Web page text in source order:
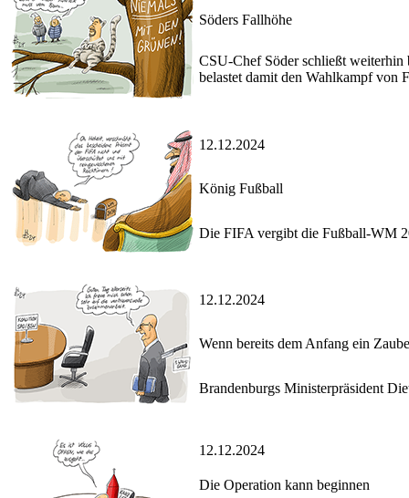
Söders Fallhöhe
CSU-Chef Söder schließt weiterhin
belastet damit den Wahlkampf von
12.12.2024
König Fußball
Die FIFA vergibt die Fußball-WM
12.12.2024
Wenn bereits dem Anfang ein
Brandenburgs Ministerpräsident
12.12.2024
Die Operation kann beginnen